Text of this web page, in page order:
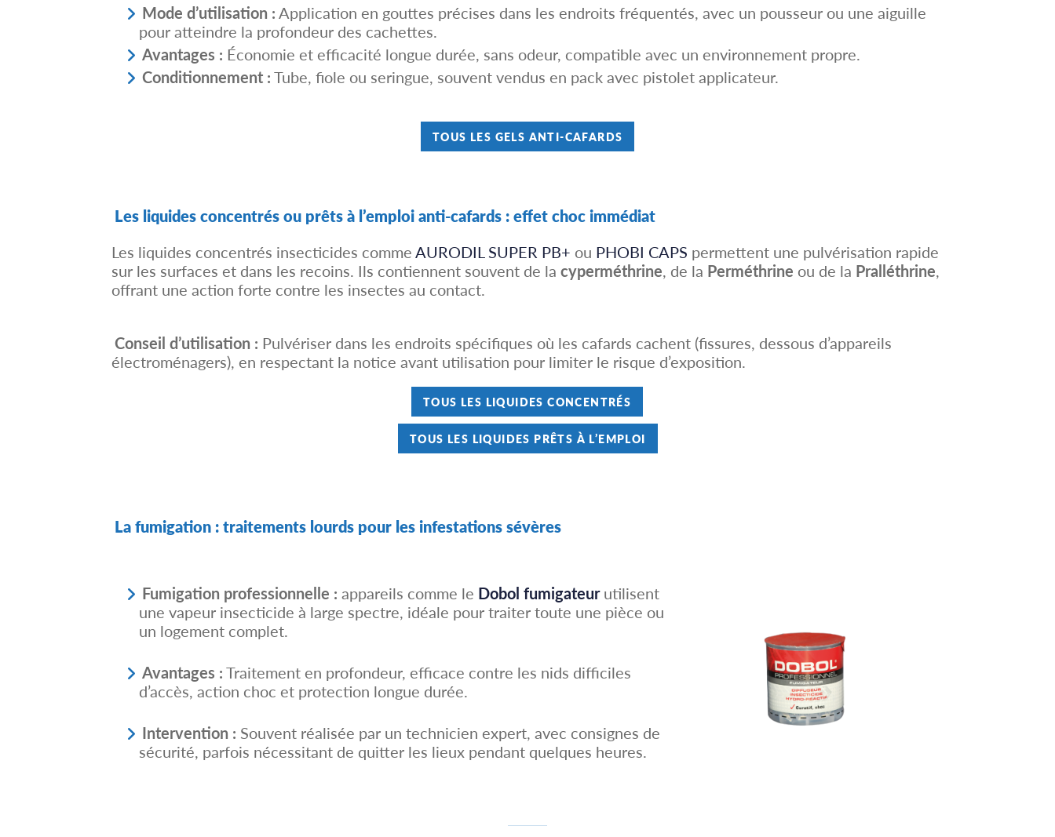
Mode d’utilisation :Application en gouttes précises dans les endroits fréquentés, avec un pousseur ou une aiguille
pour atteindre la profondeur des cachettes.
Avantages : Économie et efficacité longue durée, sans odeur, compatible avec un environnement propre.
Conditionnement :Tube, fiole ou seringue, souvent vendus en pack avec pistolet applicateur.
TOUS LES GELS ANTI-CAFARDS
Les liquides concentrés ou prêts à l’emploi anti-cafards : effet choc immédiat
Les liquides concentrés insecticides commeAURODIL SUPER PB+ ou PHOBI CAPS permettent une pulvérisation rapide
sur les surfaces et dans les recoins. Ils contiennent souvent de la cyperméthrine, de la Perméthrine ou de la Pralléthrine,
offrant une action forte contre les insectes au contact.
Conseil d’utilisation : Pulvériser dans les endroits spécifiques où les cafards cachent (fissures, dessous d’appareils
électroménagers), en respectant la notice avant utilisation pour limiter le risque d’exposition.
TOUS LES LIQUIDES CONCENTRÉS
TOUS LES LIQUIDES PRÊTS À L’EMPLOI
La fumigation : traitements lourds pour les infestations sévères
Fumigation professionnelle : appareils comme le Dobol fumigateurutilisent
une vapeur insecticide à large spectre, idéale pour traiter toute une pièce ou
un logement complet.
Avantages :Traitement en profondeur, efficace contre les nids difficiles
d’accès, action choc et protection longue durée.
Intervention : Souvent réalisée par un technicien expert, avec consignes de
sécurité, parfois nécessitant de quitter les lieux pendant quelques heures.